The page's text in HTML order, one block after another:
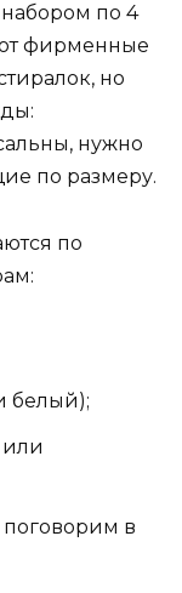
по 4
фирменные
но
нужно
по размеру.
по
белый);
или
поговорим в